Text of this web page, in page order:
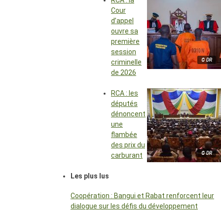
© DR
Cour
d’appel
ouvre sa
première
session
criminelle
de 2026
© DR
RCA : les
députés
dénoncent
une
flambée
des prix du
carburant
Les plus lus
Coopération : Bangui et Rabat renforcent leur
dialogue sur les défis du développement